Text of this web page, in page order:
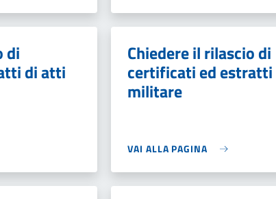
di
di atti
Chiedere il rilascio di
certificati ed estratti
militare
VAI ALLA PAGINA